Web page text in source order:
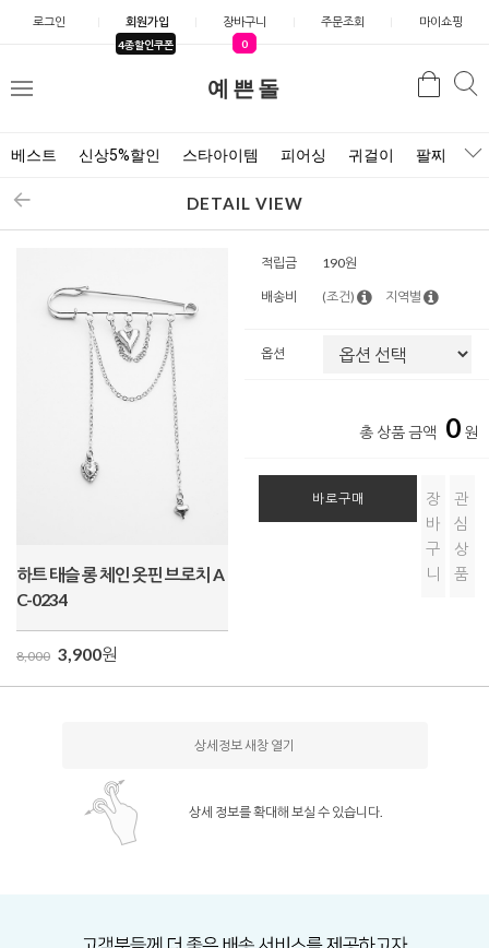
로그인 회원가입
4종할인쿠폰
장바구니
0
주문조회 마이쇼핑
예쁜돌
메
검색
베스트 신상5%할인 스타아이템 피어싱 귀걸이 팔찌 목
DETAIL VIEW
하트 태슬 롱 체인 옷핀 브로치 A
C-0234
8,000 3,900원
적립금 190원
배송비 (조건) 지역별
옵션
총 상품 금액 0 원
바로구매
장
바
구
니
관
심
상
품
상세정보 새창 열기
상세 정보를 확대해 보실 수 있습니다.